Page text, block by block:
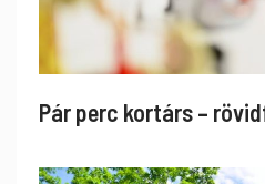
Pár perc kortárs –